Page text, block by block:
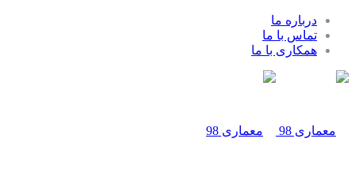
درباره ما
تماس با ما
همکاری با ما